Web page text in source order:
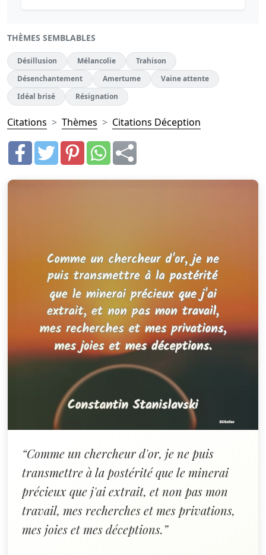
THÈMES SEMBLABLES
Désillusion Mélancolie
Trahison
Désenchantement
Amertume
Vaine attente
Idéal brisé
Résignation
Citations Thèmes Citations Déception
“Comme un chercheur d'or, je ne puis
transmettre à la postérité que le minerai
précieux que j'ai extrait, et non pas mon
travail, mes recherches et mes privations,
mes joies et mes déceptions.”